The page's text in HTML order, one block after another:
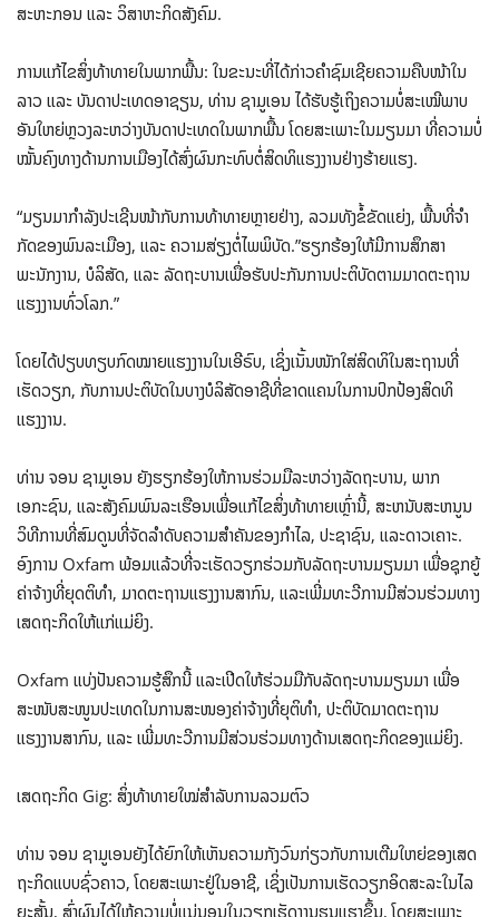
ສະຫະກອນ ແລະ ວິສາຫະກິດສັງຄົມ.
ການແກ້ໄຂສິ່ງທ້າທາຍໃນພາກພື້ນ: ໃນຂະນະທີ່ໄດ້ກ່າວຄຳຊົມເຊີຍຄວາມຄືບໜ້າໃນ
ລາວ ແລະ ບັນດາປະເທດອາຊຽນ, ທ່ານ ຊາມູເອນ ໄດ້ຮັບຮູ້ເຖິງຄວາມບໍ່ສະເໝີພາບ
ອັນໃຫຍ່ຫຼວງລະຫວ່າງບັນດາປະເທດໃນພາກພື້ນ ໂດຍສະເພາະໃນມຽນມາ ທີ່ຄວາມບໍ່
ໝັ້ນຄົງທາງດ້ານການເມືອງໄດ້ສົ່ງຜົນກະທົບຕໍ່ສິດທິແຮງງານຢ່າງຮ້າຍແຮງ.
“ມຽນມາ​ກຳລັງ​ປະ​ເຊີນ​ໜ້າ​ກັບ​ການ​ທ້າ​ທາຍ​ຫຼາຍ​ຢ່າງ, ລວມທັງ​ຂໍ້​ຂັດ​ແຍ່ງ, ພື້ນທີ່​ຈຳ​
ກັດ​ຂອງ​ພົນລະ​ເມືອງ, ​ແລະ ຄວາມ​ສ່ຽງ​ຕໍ່​ໄພພິບັດ.”ຮຽກຮ້ອງໃຫ້ມີການສຶກສາ
ພະນັກງານ, ບໍລິສັດ, ແລະ ລັດຖະບານເພື່ອຮັບປະກັນການປະຕິບັດຕາມມາດຕະຖານ
ແຮງງານທົ່ວໂລກ.”
ໂດຍໄດ້ປຽບທຽບກົດໝາຍແຮງງານໃນເອີຣົບ, ເຊິ່ງເນັ້ນໜັກໃສ່ສິດທິໃນສະຖານທີ່
ເຮັດວຽກ, ກັບການປະຕິບັດໃນບາງບໍລິສັດອາຊີທີ່ຂາດແຄນໃນການປົກປ້ອງສິດທິ
ແຮງງານ.
ທ່ານ ຈອນ ຊາມູເອນ ຍັງຮຽກຮ້ອງໃຫ້ການຮ່ວມມືລະຫວ່າງລັດຖະບານ, ພາກ
ເອກະຊົນ, ແລະສັງຄົມພົນລະເຮືອນເພື່ອແກ້ໄຂສິ່ງທ້າທາຍເຫຼົ່ານີ້, ສະຫນັບສະຫນູນ
ວິທີການທີ່ສົມດູນທີ່ຈັດລໍາດັບຄວາມສໍາຄັນຂອງກໍາໄລ, ປະຊາຊົນ, ແລະດາວເຄາະ.
ອົງການ Oxfam ພ້ອມ​ແລ້ວ​ທີ່​ຈະ​ເຮັດ​ວຽກ​ຮ່ວມ​ກັບ​ລັດຖະບານ​ມຽນມາ ​ເພື່ອ​ຊຸກຍູ້​
ຄ່າ​ຈ້າງ​ທີ່​ຍຸດຕິ​ທຳ, ມາດຕະຖານ​ແຮງ​ງານ​ສາກົນ, ​ແລະ​ເພີ່ມ​ທະວີ​ການ​ມີ​ສ່ວນ​ຮ່ວມ​ທາງ​
ເສດຖະກິດ​ໃຫ້​ແກ່​ແມ່ຍິງ.
Oxfam ແບ່ງປັນຄວາມຮູ້ສຶກນີ້ ແລະເປີດໃຫ້ຮ່ວມມືກັບລັດຖະບານມຽນມາ ເພື່ອ
ສະໜັບສະໜູນປະເທດໃນການສະໜອງຄ່າຈ້າງທີ່ຍຸຕິທຳ, ປະຕິບັດມາດຕະຖານ
ແຮງງານສາກົນ, ແລະ ເພີ່ມທະວີການມີສ່ວນຮ່ວມທາງດ້ານເສດຖະກິດຂອງແມ່ຍິງ.
ເສດຖະກິດ Gig: ສິ່ງທ້າທາຍໃໝ່ສໍາລັບການລວມຕົວ
ທ່ານ ຈອນ ຊາມູເອນຍັງ​ໄດ້​ຍົກ​ໃຫ້​ເຫັນ​ຄວາມ​ກັງ​ວົນ​ກ່ຽວ​ກັບ​ການ​ເຕີມໃຫຍ່ຂອງ​ເສດ​
ຖະ​ກິດແບບຊົ່ວຄາວ, ໂດຍ​ສະ​ເພາະ​ຢູ່​ໃນ​ອາຊີ, ເຊິ່ງເປັນ​ການ​ເຮັດ​ວຽກ​ອິດ​ສະ​ລະ​ໃນ​ໄລ​
ຍະ​ສັ້ນ, ສົ່ງຜົນໄດ້​​ໃຫ້​ຄວາມ​ບໍ່ແນ່ນອນ​ໃນ​ວຽກ​ເຮັດ​ງານຮຸນແຮງຂຶ້ນ, ໂດຍ​ສະ​ເພາະ​